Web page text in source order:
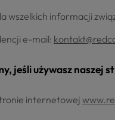
wszelkich informacji
e-mail:
jeśli używasz naszej
internetowej